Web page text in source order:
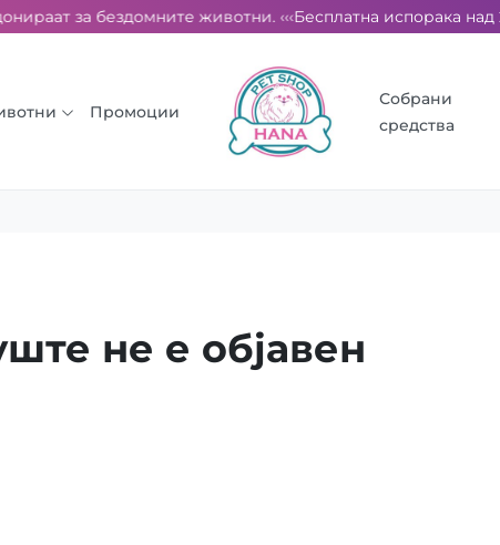
за бездомните животни. ‹‹‹Бесплатна испорака над
Промоции
Собрани
средства
не е објавен